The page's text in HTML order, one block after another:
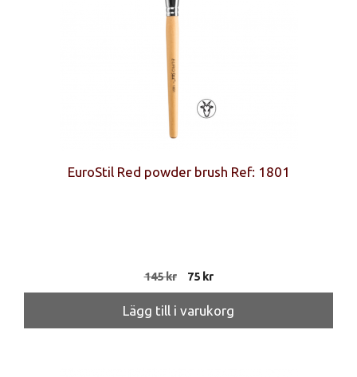
EuroStil Red powder brush Ref: 1801
145kr
Det
ursprungliga
priset
var:
75 krDet
nuvarande
priset
är:
Lägg till i varukorg